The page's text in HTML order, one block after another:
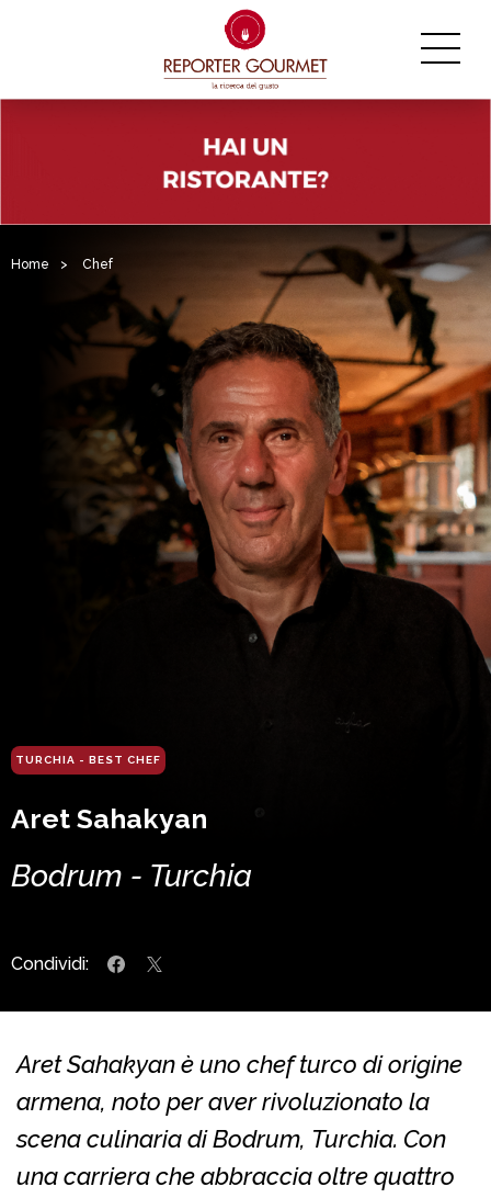
Home > Chef
TURCHIA - BEST CHEF
Aret Sahakyan
Bodrum - Turchia
Condividi:
Aret Sahakyan è uno chef turco di origine
armena, noto per aver rivoluzionato la
scena culinaria di Bodrum, Turchia. Con
una carriera che abbraccia oltre quattro